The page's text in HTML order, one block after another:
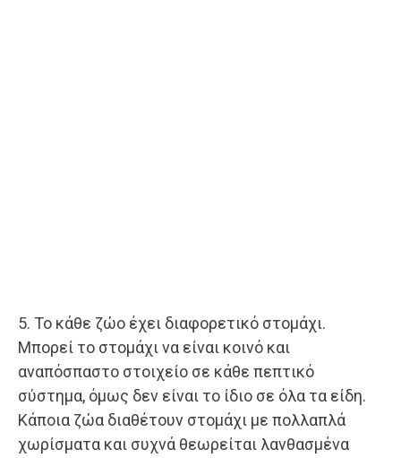
5. Το κάθε ζώο έχει διαφορετικό στομάχι.
Μπορεί το στομάχι να είναι κοινό και
αναπόσπαστο στοιχείο σε κάθε πεπτικό
σύστημα, όμως δεν είναι το ίδιο σε όλα τα είδη.
Κάποια ζώα διαθέτουν στομάχι με πολλαπλά
χωρίσματα και συχνά θεωρείται λανθασμένα